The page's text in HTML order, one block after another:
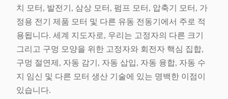
치 모터, 발전기, 삼상 모터, 펌프 모터, 압축기 모터, 가
정용 전기 제품 모터 및 다른 유동 전동기에서 주로 적
용됩니다. 세계 지도자로, 우리는 고정자의 다른 크기
그리고 구멍 모양을 위한 고정자와 회전자 핵심 집합,
구멍 절연제, 자동 감기, 자동 삽입, 자동 융합, 자동 수
지 임신 및 다른 모터 생산 기술에 있는 명백한 이점이
있습니다.